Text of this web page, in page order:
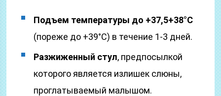
Подъем температуры до +37,5+38°С
(пореже до +39°С) в течение 1-3 дней.
Разжиженный стул, предпосылкой
которого является излишек слюны,
проглатываемый малышом.